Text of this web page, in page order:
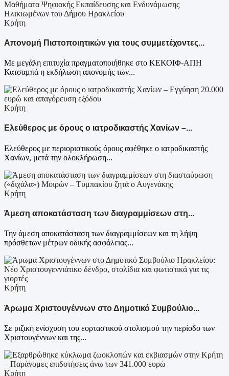
Κρήτη
Απονομή Πιστοποιητικών για τους συμμετέχοντες...
Με μεγάλη επιτυχία πραγματοποιήθηκε στο ΚΕΚΟΙΦ-ΑΠΗ
Κατσαμπά η εκδήλωση απονομής των...
Κρήτη
Ελεύθερος με όρους ο ιατροδικαστής Χανίων –...
Ελεύθερος με περιοριστικούς όρους αφέθηκε ο ιατροδικαστής
Χανίων, μετά την ολοκλήρωση...
Κρήτη
Άμεση αποκατάσταση των διαγραμμίσεων στη...
Την άμεση αποκατάσταση των διαγραμμίσεων και τη λήψη
πρόσθετων μέτρων οδικής ασφάλειας...
Κρήτη
Άρωμα Χριστουγέννων στο Δημοτικό Συμβούλιο...
Σε ριζική ενίσχυση του εορταστικού στολισμού την περίοδο των
Χριστουγέννων και της...
Κρήτη